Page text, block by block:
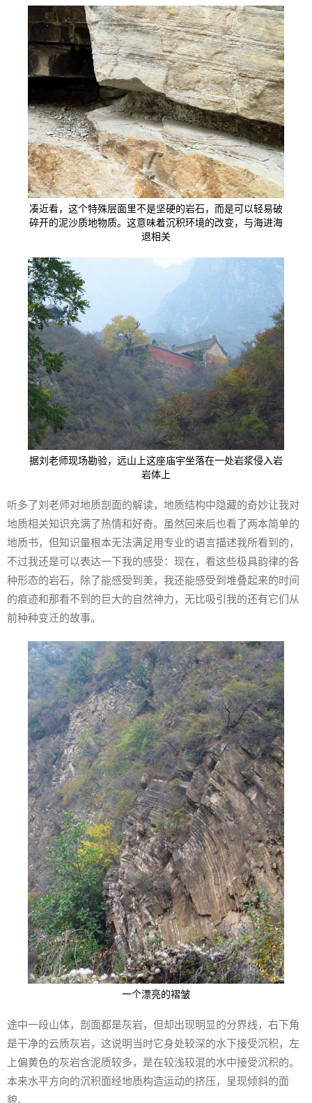
凑近看，这个特殊层面里不是坚硬的岩石，而是可以轻易破
碎开的泥沙质地物质。这意味着沉积环境的改变，与海进海
退相关
据刘老师现场勘验，远山上这座庙宇坐落在一处岩浆侵入岩
岩体上
听多了刘老师对地质剖面的解读，地质结构中隐藏的奇妙让我对
地质相关知识充满了热情和好奇。虽然回来后也看了两本简单的
地质书，但知识量根本无法满足用专业的语言描述我所看到的，
不过我还是可以表达一下我的感受：现在，看这些极具韵律的各
种形态的岩石，除了能感受到美，我还能感受到堆叠起来的时间
的痕迹和那看不到的巨大的自然神力，无比吸引我的还有它们从
前种种变迁的故事。
一个漂亮的褶皱
途中一段山体，剖面都是灰岩，但却出现明显的分界线，右下角
是干净的云质灰岩，这说明当时它身处较深的水下接受沉积，左
上偏黄色的灰岩含泥质较多，是在较浅较混的水中接受沉积的。
本来水平方向的沉积面经地质构造运动的挤压，呈现倾斜的面
貌。